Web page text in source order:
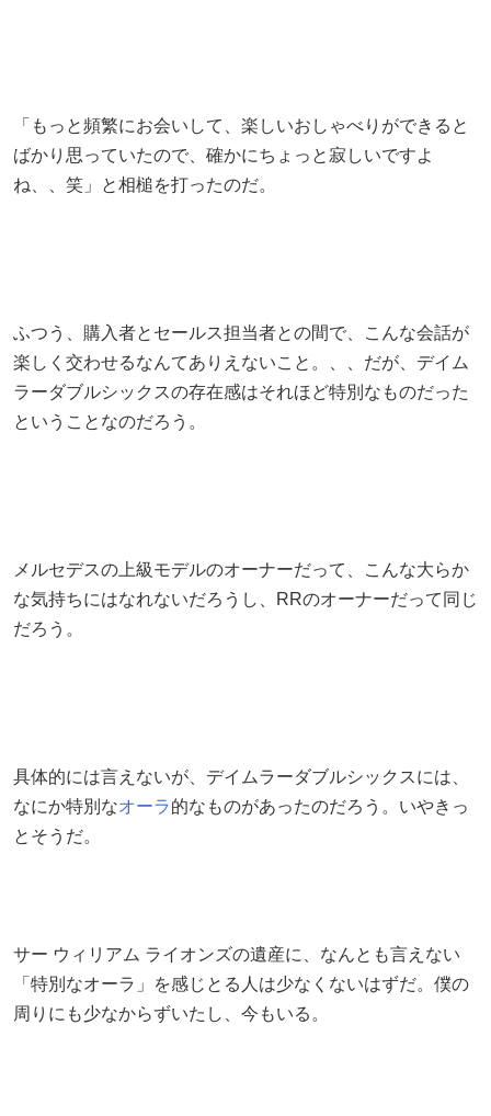
「もっと頻繁にお会いして、楽しいおしゃべりができると
ばかり思っていたので、確かにちょっと寂しいですよ
ね、、笑」と相槌を打ったのだ。
ふつう、購入者とセールス担当者との間で、こんな会話が
楽しく交わせるなんてありえないこと。、、だが、デイム
ラーダブルシックスの存在感はそれほど特別なものだった
ということなのだろう。
メルセデスの上級モデルのオーナーだって、こんな大らか
な気持ちにはなれないだろうし、RRのオーナーだって同じ
だろう。
具体的には言えないが、デイムラーダブルシックスには、
なにか特別なオーラ的なものがあったのだろう。いやきっ
とそうだ。
サー ウィリアム ライオンズの遺産に、なんとも言えない
「特別なオーラ」を感じとる人は少なくないはずだ。僕の
周りにも少なからずいたし、今もいる。